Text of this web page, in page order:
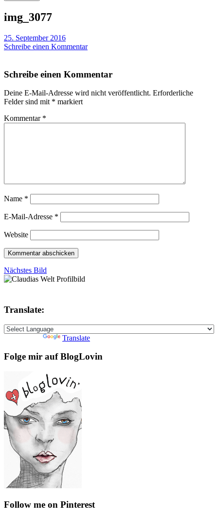
img_3077
25. September 2016
Schreibe einen Kommentar
Schreibe einen Kommentar
Deine E-Mail-Adresse wird nicht veröffentlicht. Erforderliche
Felder sind mit * markiert
Kommentar *
Name *
E-Mail-Adresse *
Website
Nächstes Bild
Translate:
Translate
Folge mir auf BlogLovin
Follow me on Pinterest